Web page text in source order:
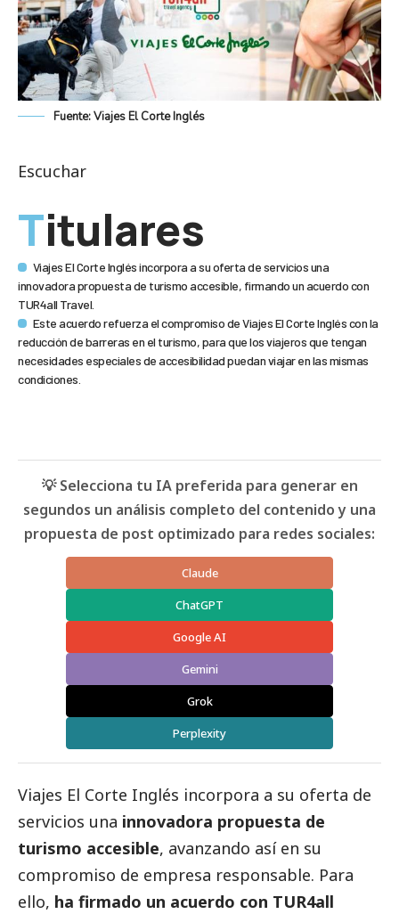
Fuente: Viajes El Corte Inglés
Escuchar
Titulares
Viajes El Corte Inglés incorpora a su oferta de servicios una
innovadora propuesta de turismo accesible, firmando un acuerdo con
TUR4all Travel.
Este acuerdo refuerza el compromiso de Viajes El Corte Inglés con la
reducción de barreras en el turismo, para que los viajeros que tengan
necesidades especiales de accesibilidad puedan viajar en las mismas
condiciones.
💡 Selecciona tu IA preferida para generar en
segundos un análisis completo del contenido y una
propuesta de post optimizado para redes sociales:
Claude
ChatGPT
Google AI
Gemini
Grok
Perplexity
Viajes El Corte Inglés incorpora a su oferta de
servicios una innovadora propuesta de
turismo accesible, avanzando así en su
compromiso de empresa responsable. Para
ello, ha firmado un acuerdo con TUR4all